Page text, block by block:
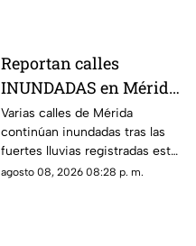
Reportan calles
INUNDADAS en Mérida
tras fuertes lluvias de
hoy, sábado 8 de agosto
Varias calles de Mérida
continúan inundadas tras las
fuertes lluvias registradas este
sábado, afectando el tránsito
agosto 08, 2026 08:28 p. m.